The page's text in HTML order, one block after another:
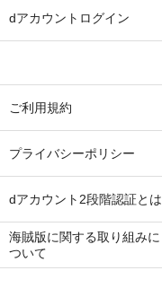
dアカウントログイン
ご利用規約
プライバシーポリシー
dアカウント2段階認証とは
海賊版に関する取り組みに
ついて